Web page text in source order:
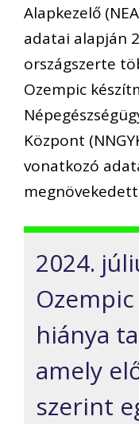
Alapkezelő
adatai alapján
országszerte
Ozempic
Központ
vonatkozó
2024.
hiánya
amely
szerint